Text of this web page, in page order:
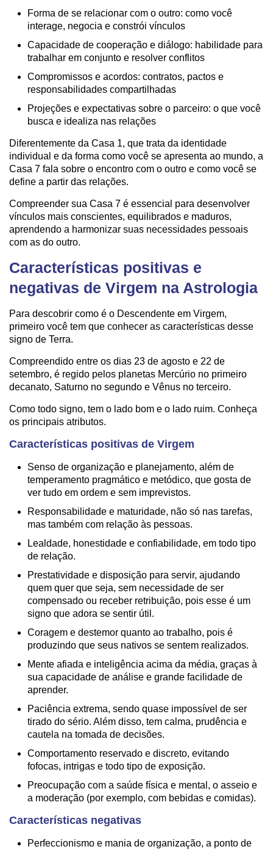
Forma de se relacionar com o outro: como você
interage, negocia e constrói vínculos
Capacidade de cooperação e diálogo: habilidade para
trabalhar em conjunto e resolver conflitos
Compromissos e acordos: contratos, pactos e
responsabilidades compartilhadas
Projeções e expectativas sobre o parceiro: o que você
busca e idealiza nas relações
Diferentemente da Casa 1, que trata da identidade
individual e da forma como você se apresenta ao mundo, a
Casa 7 fala sobre o encontro com o outro e como você se
define a partir das relações.
Compreender sua Casa 7 é essencial para desenvolver
vínculos mais conscientes, equilibrados e maduros,
aprendendo a harmonizar suas necessidades pessoais
com as do outro.
Características positivas e
negativas de Virgem na Astrologia
Para descobrir como é o Descendente em Virgem,
primeiro você tem que conhecer as características desse
signo de Terra.
Compreendido entre os dias 23 de agosto e 22 de
setembro, é regido pelos planetas Mercúrio no primeiro
decanato, Saturno no segundo e Vênus no terceiro.
Como todo signo, tem o lado bom e o lado ruim. Conheça
os principais atributos.
Características positivas de Virgem
Senso de organização e planejamento, além de
temperamento pragmático e metódico, que gosta de
ver tudo em ordem e sem imprevistos.
Responsabilidade e maturidade, não só nas tarefas,
mas também com relação às pessoas.
Lealdade, honestidade e confiabilidade, em todo tipo
de relação.
Prestatividade e disposição para servir, ajudando
quem quer que seja, sem necessidade de ser
compensado ou receber retribuição, pois esse é um
signo que adora se sentir útil.
Coragem e destemor quanto ao trabalho, pois é
produzindo que seus nativos se sentem realizados.
Mente afiada e inteligência acima da média, graças à
sua capacidade de análise e grande facilidade de
aprender.
Paciência extrema, sendo quase impossível de ser
tirado do sério. Além disso, tem calma, prudência e
cautela na tomada de decisões.
Comportamento reservado e discreto, evitando
fofocas, intrigas e todo tipo de exposição.
Preocupação com a saúde física e mental, o asseio e
a moderação (por exemplo, com bebidas e comidas).
Características negativas
Perfeccionismo e mania de organização, a ponto de